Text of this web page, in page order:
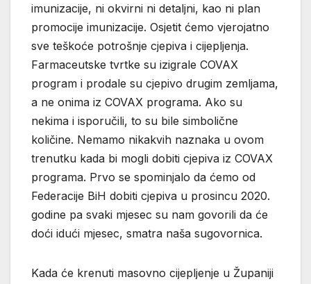
imunizacije, ni okvirni ni detaljni, kao ni plan
promocije imunizacije. Osjetit ćemo vjerojatno
sve teškoće potrošnje cjepiva i cijepljenja.
Farmaceutske tvrtke su izigrale COVAX
program i prodale su cjepivo drugim zemljama,
a ne onima iz COVAX programa. Ako su
nekima i isporučili, to su bile simbolične
količine. Nemamo nikakvih naznaka u ovom
trenutku kada bi mogli dobiti cjepiva iz COVAX
programa. Prvo se spominjalo da ćemo od
Federacije BiH dobiti cjepiva u prosincu 2020.
godine pa svaki mjesec su nam govorili da će
doći idući mjesec, smatra naša sugovornica.
Kada će krenuti masovno cijepljenje u Županiji